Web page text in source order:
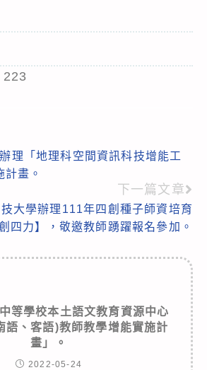
223
理「地理科空間資訊科技增能工
畫。
下一篇文章
大學辦理111年四創種子師資培育
四力】，敬邀教師踴躍報名參加。
中等學校本土語文教育資源中心
語、客語)教師教學增能實施計
畫」。
2022-05-24